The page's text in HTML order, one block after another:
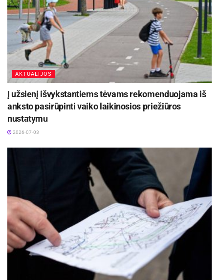
AKTUALIJOS
Į užsienį išvykstantiems tėvams rekomenduojama iš
anksto pasirūpinti vaiko laikinosios priežiūros
nustatymu
2026-07-03